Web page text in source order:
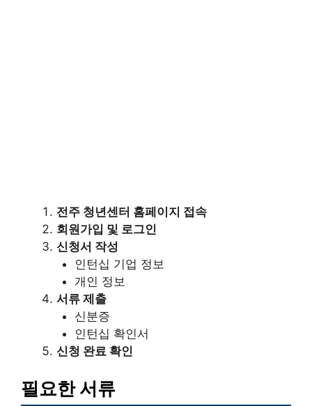
전주 청년센터 홈페이지 접속
회원가입 및 로그인
신청서 작성
인턴십 기업 정보
개인 정보
서류 제출
신분증
인턴십 확인서
신청 완료 확인
필요한 서류